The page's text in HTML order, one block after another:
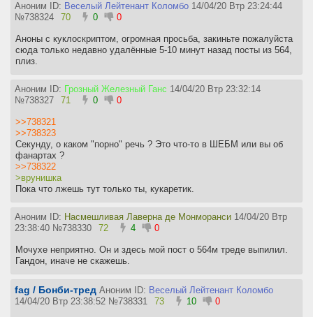
Аноним ID: Веселый Лейтенант Коломбо 14/04/20 Втр 23:24:44
№738324 70 0 0
Аноны с куклоскриптом, огромная просьба, закиньте пожалуйста
сюда только недавно удалённые 5-10 минут назад посты из 564,
плиз.
Аноним ID: Грозный Железный Ганс 14/04/20 Втр 23:32:14
№738327 71 0 0
>>738321
>>738323
Секунду, о каком "порно" речь ? Это что-то в ШЕБМ или вы об
фанартах ?
>>738322
>врунишка
Пока что лжешь тут только ты, кукаретик.
Аноним ID: Насмешливая Лаверна де Монморанси 14/04/20 Втр
23:38:40 №738330 72 4 0
Мочухе неприятно. Он и здесь мой пост о 564м треде выпилил.
Гандон, иначе не скажешь.
fag / Бонби-тред Аноним ID: Веселый Лейтенант Коломбо
14/04/20 Втр 23:38:52 №738331 73 10 0